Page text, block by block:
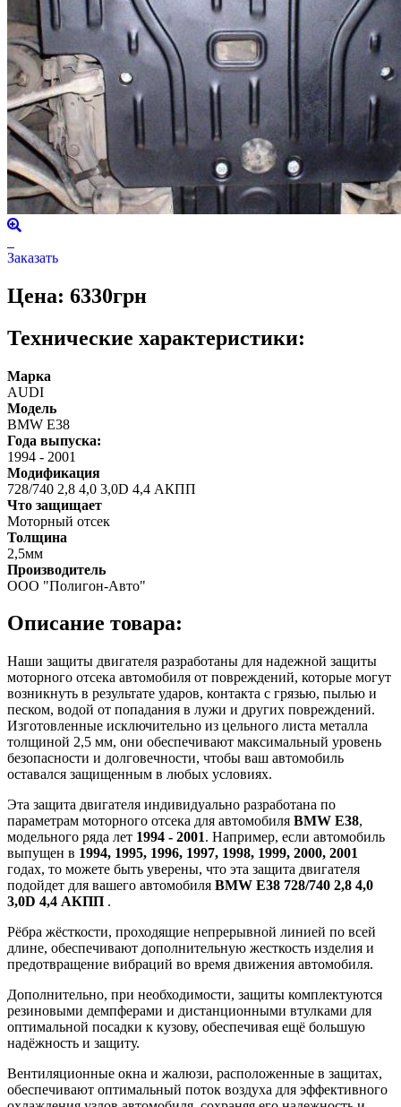
Заказать
Цена: 6330грн
Технические характеристики:
Марка
AUDI
Модель
BMW E38
Года выпуска:
1994 - 2001
Модификация
728/740 2,8 4,0 3,0D 4,4 АКПП
Что защищает
Моторный отсек
Толщина
2,5мм
Производитель
ООО "Полигон-Авто"
Описание товара:
Наши защиты двигателя разработаны для надежной защиты
моторного отсека автомобиля от повреждений, которые могут
возникнуть в результате ударов, контакта с грязью, пылью и
песком, водой от попадания в лужи и других повреждений.
Изготовленные исключительно из цельного листа металла
толщиной 2,5 мм, они обеспечивают максимальный уровень
безопасности и долговечности, чтобы ваш автомобиль
оставался защищенным в любых условиях.
Эта защита двигателя индивидуально разработана по
параметрам моторного отсека для автомобиля BMW E38,
модельного ряда лет 1994 - 2001. Например, если автомобиль
выпущен в 1994, 1995, 1996, 1997, 1998, 1999, 2000, 2001
годах, то можете быть уверены, что эта защита двигателя
подойдет для вашего автомобиля BMW E38 728/740 2,8 4,0
3,0D 4,4 АКПП .
Рёбра жёсткости, проходящие непрерывной линией по всей
длине, обеспечивают дополнительную жесткость изделия и
предотвращение вибраций во время движения автомобиля.
Дополнительно, при необходимости, защиты комплектуются
резиновыми демпферами и дистанционными втулками для
оптимальной посадки к кузову, обеспечивая ещё большую
надёжность и защиту.
Вентиляционные окна и жалюзи, расположенные в защитах,
обеспечивают оптимальный поток воздуха для эффективного